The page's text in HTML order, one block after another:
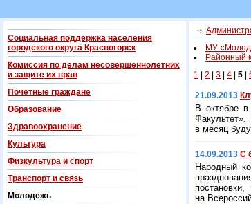
Социальная поддержка населения
городского округа Красногорск
Комиссия по делам несовершеннолетних
и защите их прав
Почетные граждане
Образование
Здравоохранение
Культура
Физкультура и спорт
Транспорт и связь
Молодежь
МУ
Районный
1
2 3 4 5
21.09.2013
В октябре
в месяц
14.09.2013 С
Народный
на